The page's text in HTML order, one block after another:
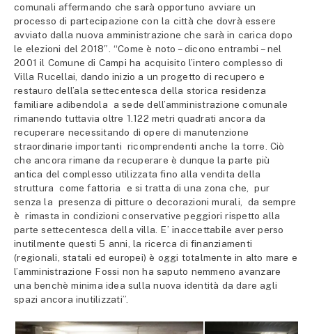
comunali affermando che sarà opportuno avviare un
processo di partecipazione con la città che dovrà essere
avviato dalla nuova amministrazione che sarà in carica dopo
le elezioni del 2018″. “Come è noto – dicono entrambi – nel
2001 il Comune di Campi ha acquisito l’intero complesso di
Villa Rucellai, dando inizio a un progetto di recupero e
restauro dell’ala settecentesca della storica residenza
familiare adibendola a sede dell’amministrazione comunale
rimanendo tuttavia oltre 1.122 metri quadrati ancora da
recuperare necessitando di opere di manutenzione
straordinarie importanti ricomprendenti anche la torre. Ciò
che ancora rimane da recuperare è dunque la parte più
antica del complesso utilizzata fino alla vendita della
struttura come fattoria e si tratta di una zona che, pur
senza la presenza di pitture o decorazioni murali, da sempre
è rimasta in condizioni conservative peggiori rispetto alla
parte settecentesca della villa. E’ inaccettabile aver perso
inutilmente questi 5 anni, la ricerca di finanziamenti
(regionali, statali ed europei) è oggi totalmente in alto mare e
l’amministrazione Fossi non ha saputo nemmeno avanzare
una benchè minima idea sulla nuova identità da dare agli
spazi ancora inutilizzati”.